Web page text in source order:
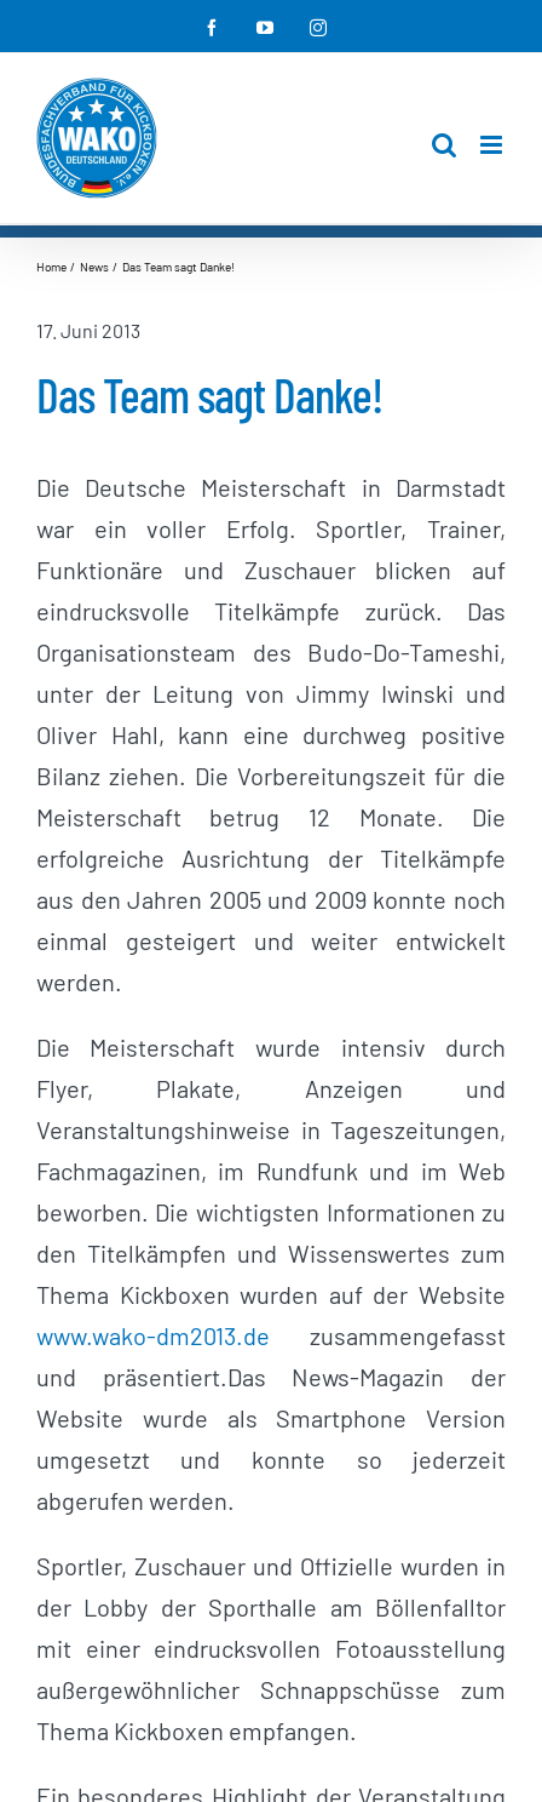
Inhalt
springen
FacebookYouTubeInstagram
Home News Das Team sagt Danke!
17. Juni 2013
Das Team sagt Danke!
Die Deutsche Meisterschaft in Darmstadt
war ein voller Erfolg. Sportler, Trainer,
Funktionäre und Zuschauer blicken auf
eindrucksvolle Titelkämpfe zurück. Das
Organisationsteam des Budo-Do-Tameshi,
unter der Leitung von Jimmy Iwinski und
Oliver Hahl, kann eine durchweg positive
Bilanz ziehen. Die Vorbereitungszeit für die
Meisterschaft betrug 12 Monate. Die
erfolgreiche Ausrichtung der Titelkämpfe
aus den Jahren 2005 und 2009 konnte noch
einmal gesteigert und weiter entwickelt
werden.
Die Meisterschaft wurde intensiv durch
Flyer, Plakate, Anzeigen und
Veranstaltungshinweise in Tageszeitungen,
Fachmagazinen, im Rundfunk und im Web
beworben. Die wichtigsten Informationen zu
den Titelkämpfen und Wissenswertes zum
Thema Kickboxen wurden auf der Website
www.wako-dm2013.de zusammengefasst
und präsentiert.Das News-Magazin der
Website wurde als Smartphone Version
umgesetzt und konnte so jederzeit
abgerufen werden.
Sportler, Zuschauer und Offizielle wurden in
der Lobby der Sporthalle am Böllenfalltor
mit einer eindrucksvollen Fotoausstellung
außergewöhnlicher Schnappschüsse zum
Thema Kickboxen empfangen.
Ein besonderes Highlight der Veranstaltung